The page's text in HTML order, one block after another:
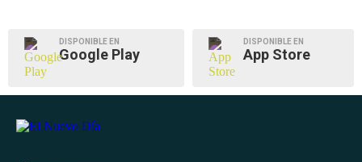
DISPONIBLE EN
Google Play
DISPONIBLE EN
App Store